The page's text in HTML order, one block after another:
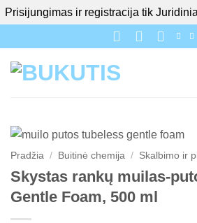
Prisijungimas ir registracija tik
to
content
Pradžia / Buitinė chemija / Skalbimo ir
Skystas rankų muilas-
Gentle Foam, 500 ml